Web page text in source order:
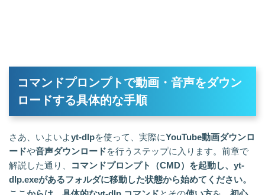
コマンドプロンプトで動画・音声をダウン
ロードする具体的な手順
さあ、いよいよyt-dlpを使って、実際にYouTube動画ダウンロ
ードや音声ダウンロードを行うステップに入ります。前章で
解説した通り、
コマンドプロンプト（CMD）を起動し、yt-
dlp.exeがあるフォルダに移動した状態から始めてください。